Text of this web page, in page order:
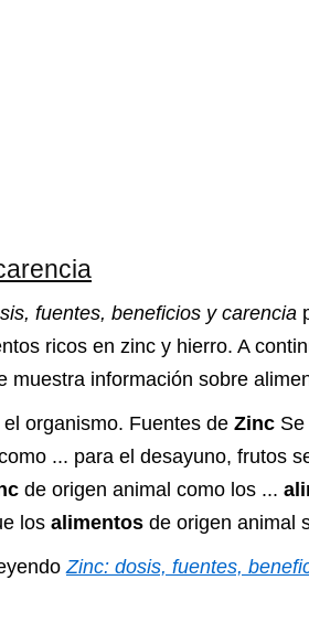
fuentes, beneficios y carencia
ricos en zinc y hierro. A
muestra información sobre
organismo. Fuentes de Zinc
... para el desayuno, frutos
de origen animal como los ...
los alimentos de origen animal
Zinc: dosis, fuentes,